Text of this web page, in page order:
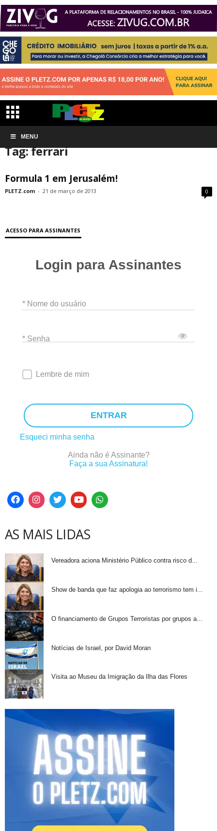
MENU
Início Tags
Tag: ferrari
Formula 1 em Jerusalém!
PLETZ.com - 21 de março de 2013 0
ACESSO PARA ASSINANTES
Login para Assinantes
* Nome do usuário
* Senha
Lembre de mim
ENTRAR
Esqueci minha senha
Ainda não é Assinante?
Faça a sua Assinatura!
AS MAIS LIDAS
Vereadora aciona Ministério Público contra risco d...
Show de banda que faz apologia ao terrorismo tem i...
O financiamento de Grupos Terroristas por grupos a...
Notícias de Israel, por David Moran
Visita ao Museu da Imigração da Ilha das Flores